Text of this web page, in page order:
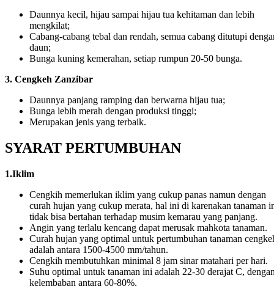
Daunnya kecil, hijau sampai hijau tua kehitaman dan lebih
mengkilat;
Cabang-cabang tebal dan rendah, semua cabang ditutupi
daun;
Bunga kuning kemerahan, setiap rumpun 20-50 bunga.
3. Cengkeh Zanzibar
Daunnya panjang ramping dan berwarna hijau tua;
Bunga lebih merah dengan produksi tinggi;
Merupakan jenis yang terbaik.
SYARAT PERTUMBUHAN
1.Iklim
Cengkih memerlukan iklim yang cukup panas namun dengan
curah hujan yang cukup merata, hal ini di karenakan tanaman
tidak bisa bertahan terhadap musim kemarau yang panjang.
Angin yang terlalu kencang dapat merusak mahkota tanaman.
Curah hujan yang optimal untuk pertumbuhan tanaman
adalah antara 1500-4500 mm/tahun.
Cengkih membutuhkan minimal 8 jam sinar matahari per hari.
Suhu optimal untuk tanaman ini adalah 22-30 derajat C,
kelembaban antara 60-80%.